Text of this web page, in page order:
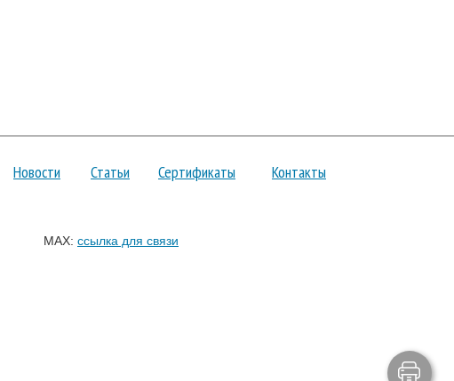
Новости Статьи Сертификаты Контакты
MAX: ссылка для связи